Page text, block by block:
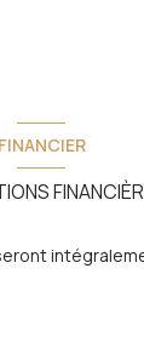
FINANCIER